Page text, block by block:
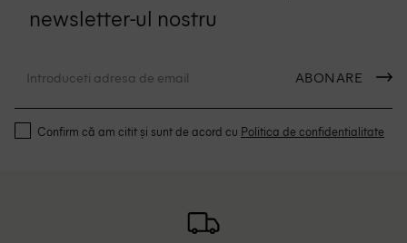
newsletter-ul nostru
ABONARE
Confirm că am citit și sunt de acord cu Politica de confidentialitate